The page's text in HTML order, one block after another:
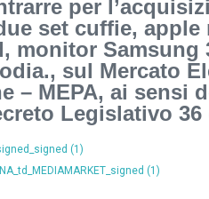
per
set cuffie, apple
monitor Samsung
sul Mercato
– MEPA, ai sensi
Legislativo 36
(1)
(1)